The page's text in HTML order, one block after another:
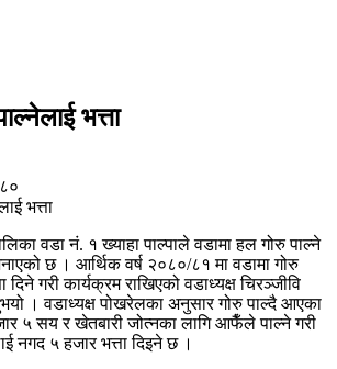
भत्ता
वडा नं. १ ख्याहा पाल्पाले वडामा हल गोरु पाल्ने
छ । आर्थिक वर्ष २०८०/८१ मा वडामा गोरु
गरी कार्यक्रम राखिएको वडाध्यक्ष चिरञ्जीवि
। वडाध्यक्ष पोखरेलका अनुसार गोरु पाल्दै आएका
५ सय र खेतबारी जोत्नका लागि आफैँले पाल्ने गरी
नगद ५ हजार भत्ता दिइने छ ।